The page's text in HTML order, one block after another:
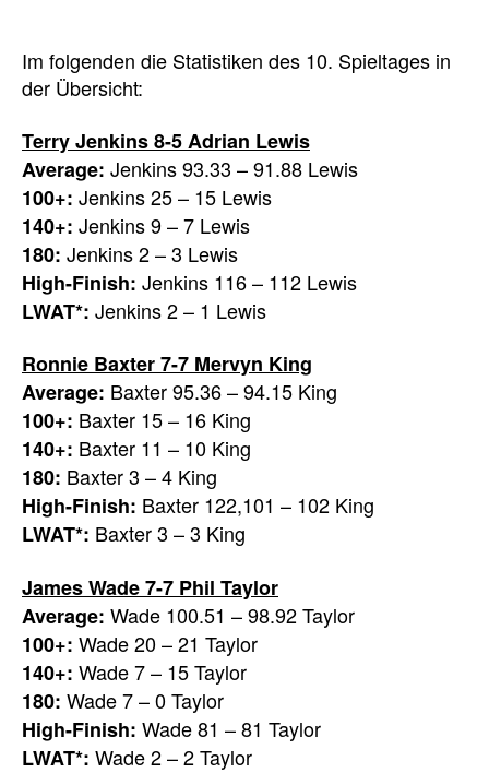
Im folgenden die Statistiken des 10. Spieltages in
der Übersicht:
Terry Jenkins 8-5 Adrian Lewis
Average: Jenkins 93.33 – 91.88 Lewis
100+: Jenkins 25 – 15 Lewis
140+: Jenkins 9 – 7 Lewis
180: Jenkins 2 – 3 Lewis
High-Finish: Jenkins 116 – 112 Lewis
LWAT*: Jenkins 2 – 1 Lewis
Ronnie Baxter 7-7 Mervyn King
Average: Baxter 95.36 – 94.15 King
100+: Baxter 15 – 16 King
140+: Baxter 11 – 10 King
180: Baxter 3 – 4 King
High-Finish: Baxter 122,101 – 102 King
LWAT*: Baxter 3 – 3 King
James Wade 7-7 Phil Taylor
Average: Wade 100.51 – 98.92 Taylor
100+: Wade 20 – 21 Taylor
140+: Wade 7 – 15 Taylor
180: Wade 7 – 0 Taylor
High-Finish: Wade 81 – 81 Taylor
LWAT*: Wade 2 – 2 Taylor